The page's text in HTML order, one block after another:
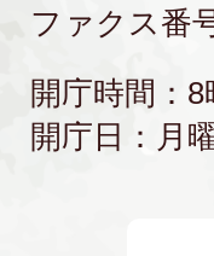
ファクス番
開庁時間：
開庁日：月